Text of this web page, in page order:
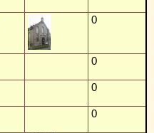
0
0
0
0